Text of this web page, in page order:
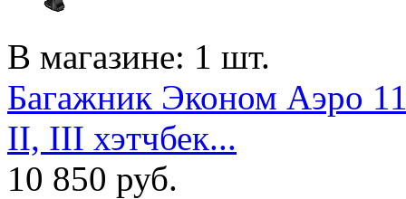
В магазине: 1 шт.
Багажник Эконом Аэро
II, III хэтчбек...
10 850 руб.